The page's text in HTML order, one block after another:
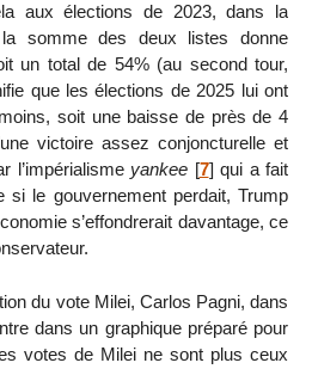
aux élections de 2023, dans la
somme des deux listes donne
un total de 54% (au second tour,
que les élections de 2025 lui ont
soit une baisse de près de 4
victoire assez conjoncturelle et
l’impérialisme yankee [7] qui a fait
si le gouvernement perdait, Trump
s’effondrerait davantage, ce
du vote Milei, Carlos Pagni, dans
dans un graphique préparé pour
votes de Milei ne sont plus ceux